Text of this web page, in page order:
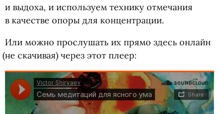
и выдоха, и используем технику отмечания
в качестве опоры для концентрации.
Или можно прослушать их прямо здесь онлайн
(не скачивая) через этот плеер: